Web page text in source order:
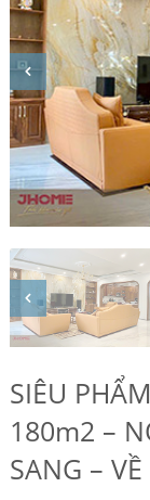
SIÊU
180m2 –
SANG –